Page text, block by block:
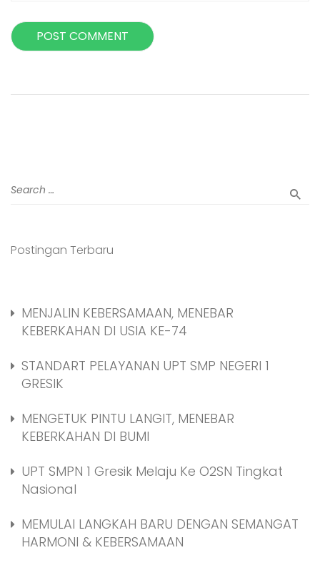
Postingan Terbaru
MENJALIN KEBERSAMAAN, MENEBAR
KEBERKAHAN DI USIA KE-74
STANDART PELAYANAN UPT SMP NEGERI 1
GRESIK
MENGETUK PINTU LANGIT, MENEBAR
KEBERKAHAN DI BUMI
UPT SMPN 1 Gresik Melaju Ke O2SN Tingkat
Nasional
MEMULAI LANGKAH BARU DENGAN SEMANGAT
HARMONI & KEBERSAMAAN